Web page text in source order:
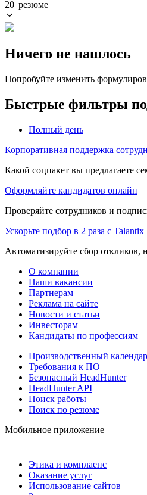
20 резюме
Ничего не нашлось
Попробуйте изменить
Быстрые фильтры
Полный день
Корпоративная поддержка
Какой соцпакет вы предлагаете
Оформляйте кандидатов онлайн
Проверяйте сотрудников и
Ускорьте подбор в 2 раза с Talantix
Автоматизируйте сбор откликов,
О компании
Наши вакансии
Партнерам
Реклама на сайте
Новости и статьи
Инвесторам
Кандидаты по профессиям
Производственный
Требования к ПО
Безопасный HeadHunter
HeadHunter API
Поиск работы
Поиск по резюме
Мобильное приложение
Этика и комплаенс
Оказание услуг
Использование сайтов